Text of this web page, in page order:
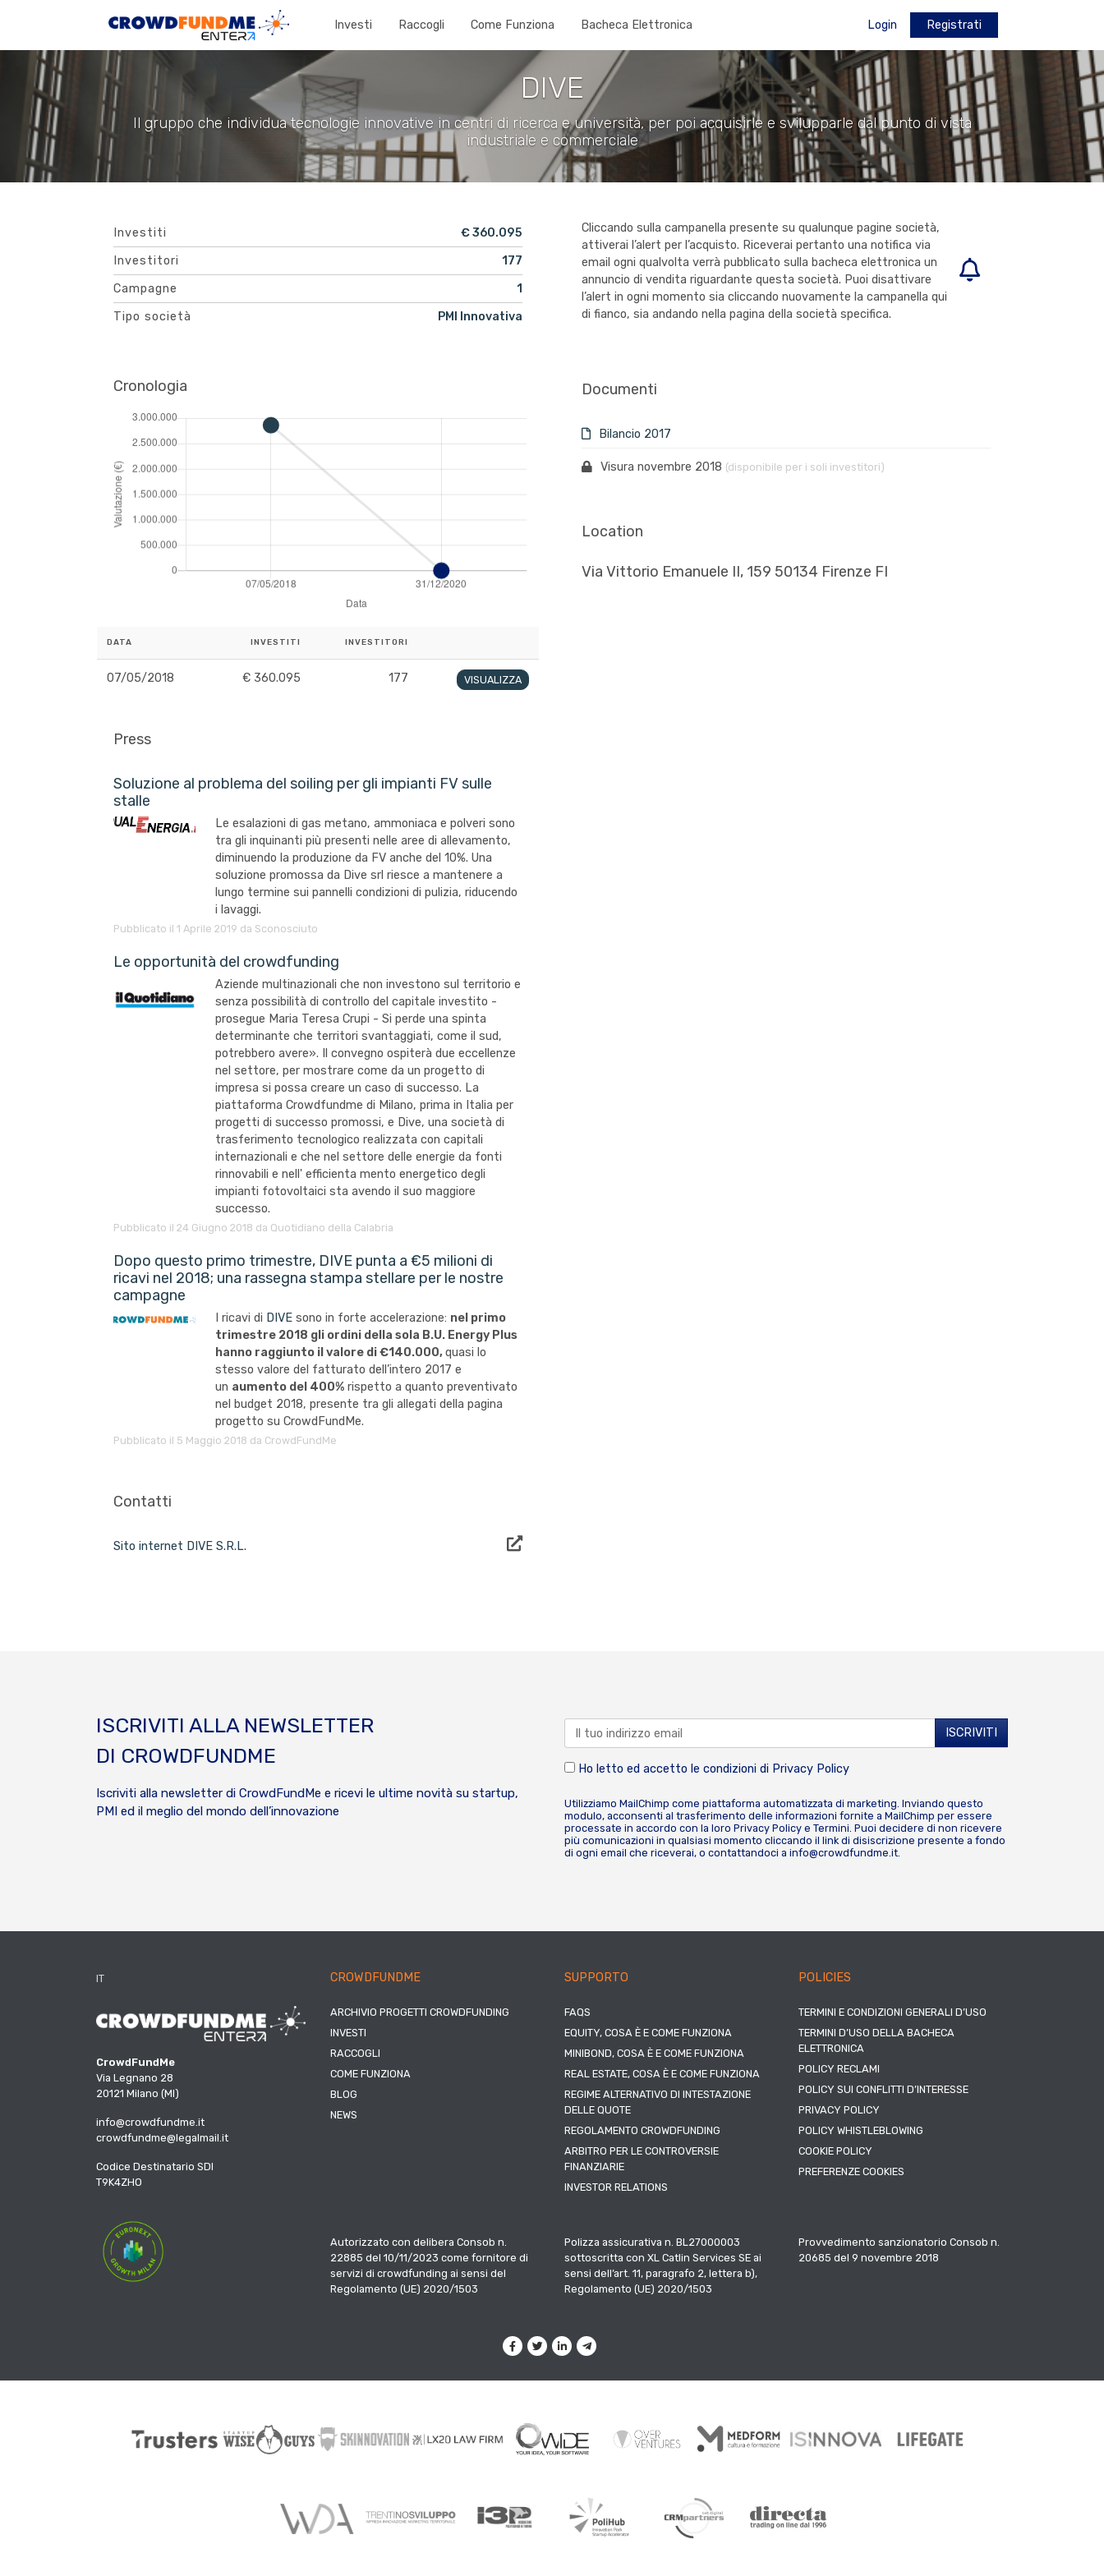
Investi Raccogli Come Funziona Bacheca Elettronica Login Registrati
DIVE
Il gruppo che individua tecnologie innovative in centri di ricerca e università, per poi acquisirle e svilupparle dal punto di vista
industriale e commerciale
Investiti
€ 360.095
Investitori
177
Campagne
1
Tipo società
PMI Innovativa
Cronologia
DATA INVESTITI INVESTITORI
07/05/2018 € 360.095 177 VISUALIZZA
Press
Soluzione al problema del soiling per gli impianti FV sulle
stalle
Le esalazioni di gas metano, ammoniaca e polveri sono
tra gli inquinanti più presenti nelle aree di allevamento,
diminuendo la produzione da FV anche del 10%. Una
soluzione promossa da Dive srl riesce a mantenere a
lungo termine sui pannelli condizioni di pulizia, riducendo
i lavaggi.
Pubblicato il 1 Aprile 2019 da Sconosciuto
Le opportunità del crowdfunding
Aziende multinazionali che non investono sul territorio e
senza possibilità di controllo del capitale investito -
prosegue Maria Teresa Crupi - Si perde una spinta
determinante che territori svantaggiati, come il sud,
potrebbero avere». Il convegno ospiterà due eccellenze
nel settore, per mostrare come da un progetto di
impresa si possa creare un caso di successo. La
piattaforma Crowdfundme di Milano, prima in Italia per
progetti di successo promossi, e Dive, una società di
trasferimento tecnologico realizzata con capitali
internazionali e che nel settore delle energie da fonti
rinnovabili e nell' efficienta mento energetico degli
impianti fotovoltaici sta avendo il suo maggiore
successo.
Pubblicato il 24 Giugno 2018 da Quotidiano della Calabria
Dopo questo primo trimestre, DIVE punta a €5 milioni di
ricavi nel 2018; una rassegna stampa stellare per le nostre
campagne
I ricavi di DIVE sono in forte accelerazione: nel primo
trimestre 2018 gli ordini della sola B.U. Energy Plus
hanno raggiunto il valore di €140.000, quasi lo
stesso valore del fatturato dell’intero 2017 e
un aumento del 400% rispetto a quanto preventivato
nel budget 2018, presente tra gli allegati della pagina
progetto su CrowdFundMe.
Pubblicato il 5 Maggio 2018 da CrowdFundMe
Contatti
Sito internet DIVE S.R.L.
Cliccando sulla campanella presente su qualunque pagine società,
attiverai l’alert per l’acquisto. Riceverai pertanto una notifica via
email ogni qualvolta verrà pubblicato sulla bacheca elettronica un
annuncio di vendita riguardante questa società. Puoi disattivare
l’alert in ogni momento sia cliccando nuovamente la campanella qui
di fianco, sia andando nella pagina della società specifica.
Documenti
Bilancio 2017
Visura novembre 2018 (disponibile per i soli investitori)
Location
Via Vittorio Emanuele II, 159 50134 Firenze FI
ISCRIVITI ALLA NEWSLETTER
DI CROWDFUNDME
Iscriviti alla newsletter di CrowdFundMe e ricevi le ultime novità su startup,
PMI ed il meglio del mondo dell’innovazione
Ho letto ed accetto le condizioni di Privacy Policy
Utilizziamo MailChimp come piattaforma automatizzata di marketing. Inviando questo
modulo, acconsenti al trasferimento delle informazioni fornite a MailChimp per essere
processate in accordo con la loro Privacy Policy e Termini . Puoi decidere di non ricevere
più comunicazioni in qualsiasi momento cliccando il link di disiscrizione presente a fondo
di ogni email che riceverai, o contattandoci a info@crowdfundme.it
IT
CrowdFundMe
Via Legnano 28
20121 Milano (MI)
info@crowdfundme.it
crowdfundme@legalmail.it
Codice Destinatario SDI
T9K4ZHO
CROWDFUNDME
ARCHIVIO PROGETTI CROWDFUNDING
INVESTI
RACCOGLI
COME FUNZIONA
BLOG
NEWS
SUPPORTO
FAQS
EQUITY, COSA È E COME FUNZIONA
MINIBOND, COSA È E COME FUNZIONA
REAL ESTATE, COSA È E COME FUNZIONA
REGIME ALTERNATIVO DI INTESTAZIONE
DELLE QUOTE
REGOLAMENTO CROWDFUNDING
ARBITRO PER LE CONTROVERSIE
FINANZIARIE
INVESTOR RELATIONS
POLICIES
TERMINI E CONDIZIONI GENERALI D’USO
TERMINI D’USO DELLA BACHECA
ELETTRONICA
POLICY RECLAMI
POLICY SUI CONFLITTI D’INTERESSE
PRIVACY POLICY
POLICY WHISTLEBLOWING
COOKIE POLICY
PREFERENZE COOKIES
Autorizzato con delibera Consob n.
22885 del 10/11/2023 come fornitore di
servizi di crowdfunding ai sensi del
Regolamento (UE) 2020/1503
Polizza assicurativa n. BL27000003
sottoscritta con XL Catlin Services SE ai
sensi dell’art. 11, paragrafo 2, lettera b),
Regolamento (UE) 2020/1503
Provvedimento sanzionatorio Consob n.
20685 del 9 novembre 2018